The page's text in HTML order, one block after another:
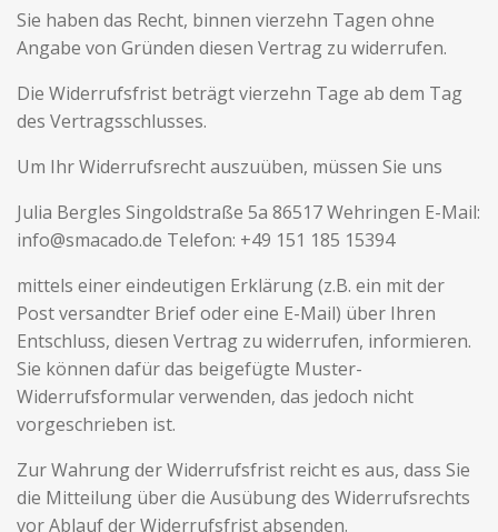
Sie haben das Recht, binnen vierzehn Tagen ohne
Angabe von Gründen diesen Vertrag zu widerrufen.
Die Widerrufsfrist beträgt vierzehn Tage ab dem Tag
des Vertragsschlusses.
Um Ihr Widerrufsrecht auszuüben, müssen Sie uns
Julia Bergles Singoldstraße 5a 86517 Wehringen E-Mail:
info@smacado.de Telefon: +49 151 185 15394
mittels einer eindeutigen Erklärung (z.B. ein mit der
Post versandter Brief oder eine E-Mail) über Ihren
Entschluss, diesen Vertrag zu widerrufen, informieren.
Sie können dafür das beigefügte Muster-
Widerrufsformular verwenden, das jedoch nicht
vorgeschrieben ist.
Zur Wahrung der Widerrufsfrist reicht es aus, dass Sie
die Mitteilung über die Ausübung des Widerrufsrechts
vor Ablauf der Widerrufsfrist absenden.